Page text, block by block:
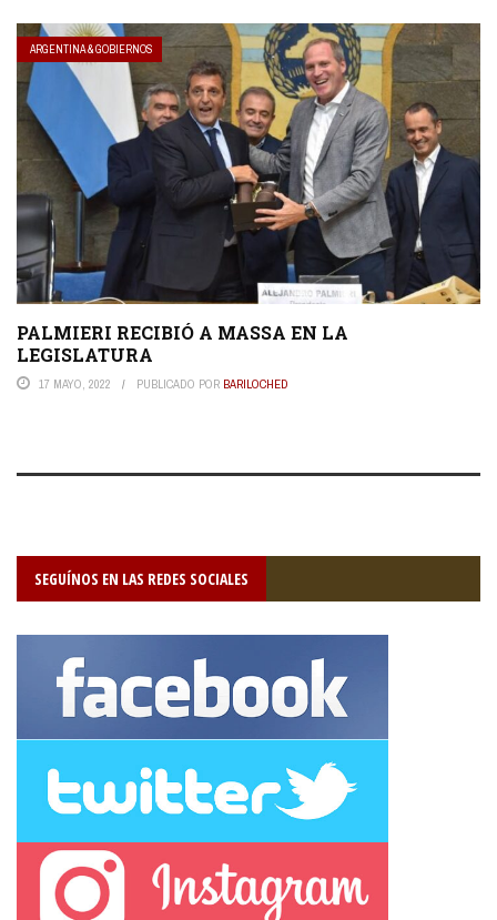
ARGENTINA & GOBIERNOS
PALMIERI RECIBIÓ A MASSA EN LA
LEGISLATURA
17 MAYO, 2022 PUBLICADO POR BARILOCHED
SEGUÍNOS EN LAS REDES SOCIALES